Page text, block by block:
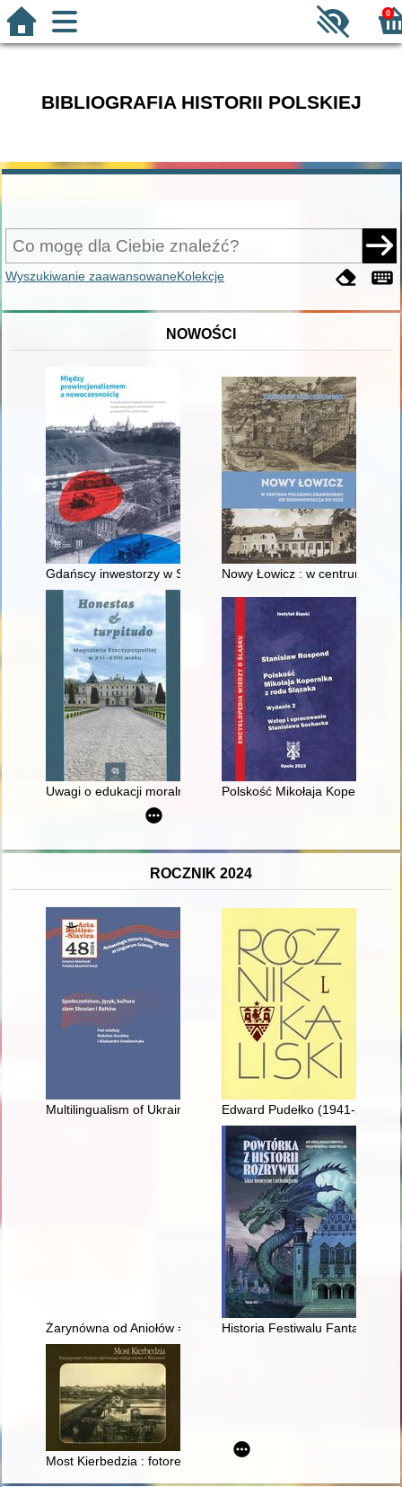
0
BIBLIOGRAFIA HISTORII POLSKIEJ
Wyszukiwanie zaawansowaneKolekcje
NOWOŚCI
Gdańscy inwestorzy w Sopocie : prestiż finansowy i
Nowy Łowicz : w centrum
Uwagi o edukacji moralnej synów szlacheckich w XVI-
Polskość Mikołaja Kopernika z
ROCZNIK 2024
Multilingualism of Ukrainian elites in the seventeenth century
Edward Pudełko (1941-2024) :
Żarynówna od Aniołów = Żarynówna from the Angels
Historia Festiwalu Fantastyki
Most Kierbedzia : fotoreportaż z budowy pierwszego stałego